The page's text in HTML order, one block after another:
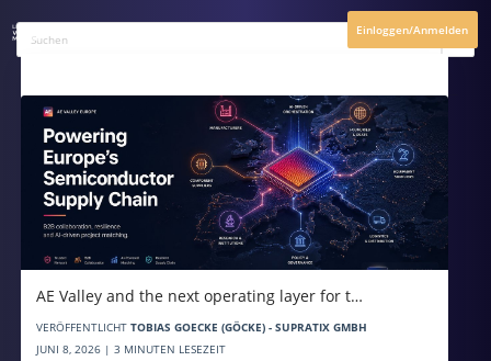
Einloggen/Anmelden
AE Valley and the next operating layer for t…
VERÖFFENTLICHT TOBIAS GOECKE (GÖCKE) - SUPRATIX GMBH
JUNI 8, 2026 | 3 MINUTEN LESEZEIT